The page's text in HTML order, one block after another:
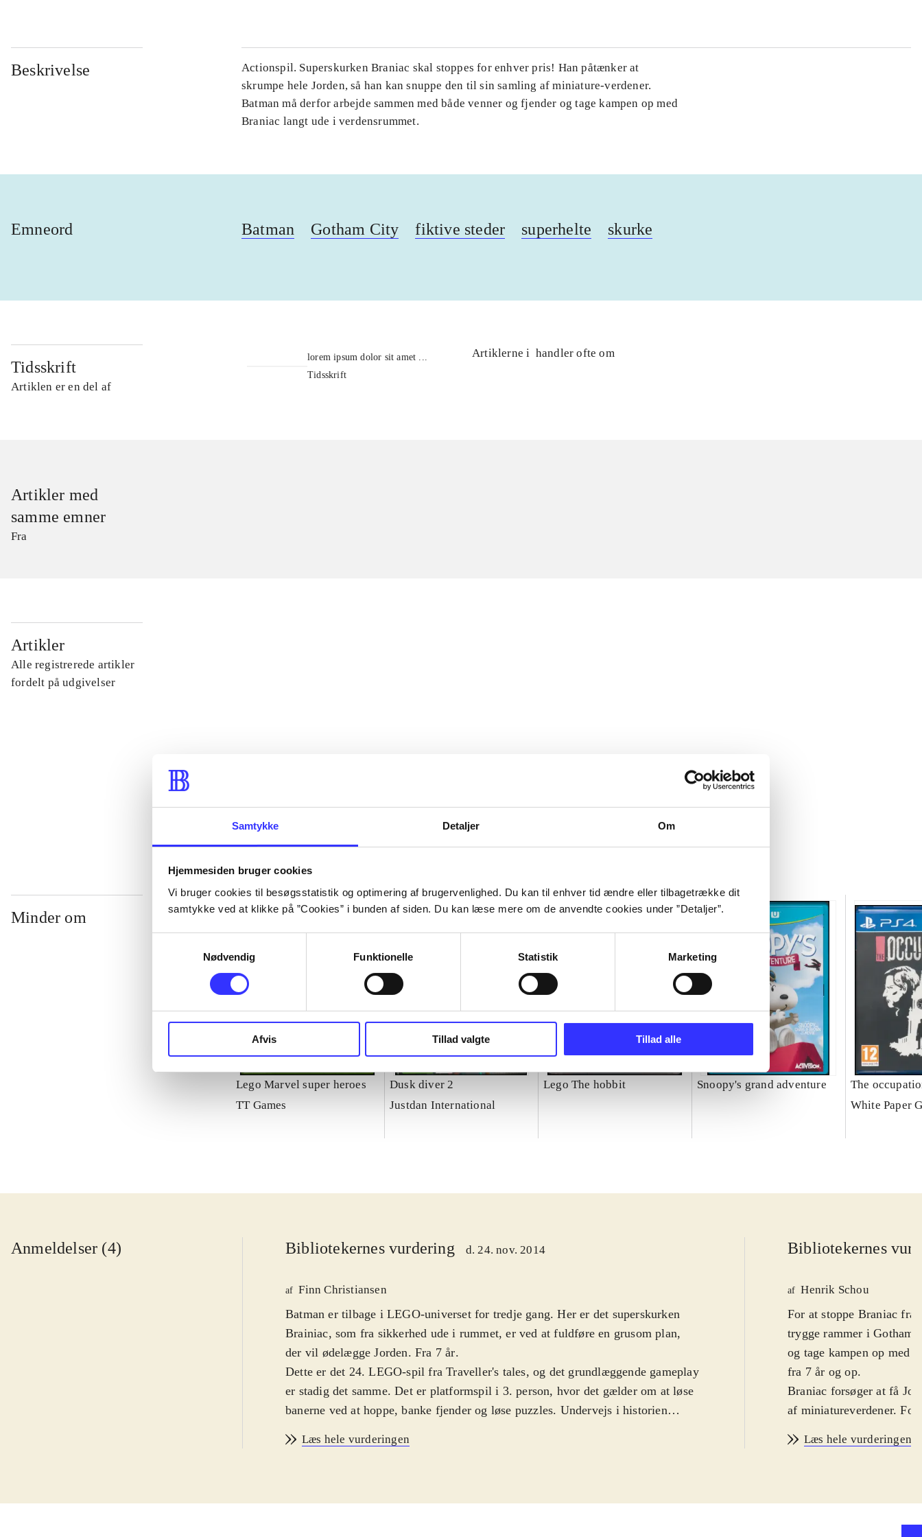
Samtykke Detaljer Om
Hjemmesiden bruger cookies
Vi bruger cookies til besøgsstatistik og optimering af brugervenlighed. Du kan til enhver tid ændre eller tilbagetrække dit
samtykke ved at klikke på ”Cookies” i bunden af siden. Du kan læse mere om de anvendte cookies under ”Detaljer”.
Nødvendig
Funktionelle Statistik Marketing
Afvis Tillad valgte Tillad alle
Beskrivelse
Actionspil. Superskurken Braniac skal stoppes for enhver pris! Han påtænker at
skrumpe hele Jorden, så han kan snuppe den til sin samling af miniature-verdener.
Batman må derfor arbejde sammen med både venner og fjender og tage kampen op med
Braniac langt ude i verdensrummet.
Emneord Batman Gotham City fiktive steder superhelte skurke
Tidsskrift
Artiklen er en del af
lorem ipsum dolor sit amet ...
Tidsskrift
Artiklerne i handler ofte om
Artikler med
samme emner
Fra
Artikler
Alle registrerede artikler
fordelt på udgivelser
Minder om
Lego Marvel super heroes
TT Games
Dusk diver 2
Justdan International
Lego The hobbit Snoopy's grand adventure
The
White Paper
Anmeldelser (4) Bibliotekernes vurdering d. 24. nov. 2014
af Finn Christiansen
Batman er tilbage i LEGO-universet for tredje gang. Her er det superskurken
Brainiac, som fra sikkerhed ude i rummet, er ved at fuldføre en grusom plan,
der vil ødelægge Jorden. Fra 7 år.
Dette er det 24. LEGO-spil fra Traveller's tales, og det grundlæggende gameplay
er stadig det samme. Det er platformspil i 3. person, hvor det gælder om at løse
banerne ved at hoppe, banke fjender og løse puzzles. Undervejs i historien
Man kunne let fristes til at tro, at LEGO-formularen efterhånden er blevet
godt, og der er lige akkurat fornyelser nok til, at man ikke bare har set det hele
Læs hele vurderingen
Bibliotekernes
af Henrik Schou
For at stoppe Braniac fra
trygge rammer i Gotham
og tage kampen op med
fra 7 år og op.
Braniac forsøger at få
af miniatureverdener. For
superskurke. Historien
De nye baner er
Gotham-inspirerede
Læs hele vurderingen